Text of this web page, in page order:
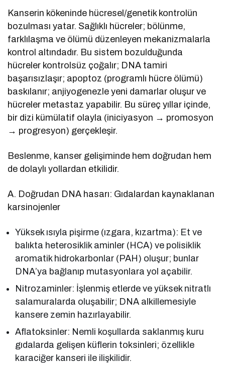
Kanserin kökeninde hücresel/genetik kontrolün
bozulması yatar. Sağlıklı hücreler; bölünme,
farklılaşma ve ölümü düzenleyen mekanizmalarla
kontrol altındadır. Bu sistem bozulduğunda
hücreler kontrolsüz çoğalır; DNA tamiri
başarısızlaşır; apoptoz (programlı hücre ölümü)
baskılanır; anjiyogenezle yeni damarlar oluşur ve
hücreler metastaz yapabilir. Bu süreç yıllar içinde,
bir dizi kümülatif olayla (iniciyasyon → promosyon
→ progresyon) gerçekleşir.
Beslenme, kanser gelişiminde hem doğrudan hem
de dolaylı yollardan etkilidir.
A. Doğrudan DNA hasarı: Gıdalardan kaynaklanan
karsinojenler
Yüksek ısıyla pişirme (ızgara, kızartma): Et ve
balıkta heterosiklik aminler (HCA) ve polisiklik
aromatik hidrokarbonlar (PAH) oluşur; bunlar
DNA’ya bağlanıp mutasyonlara yol açabilir.
Nitrozaminler: İşlenmiş etlerde ve yüksek nitratlı
salamuralarda oluşabilir; DNA alkillemesiyle
kansere zemin hazırlayabilir.
Aflatoksinler: Nemli koşullarda saklanmış kuru
gıdalarda gelişen küflerin toksinleri; özellikle
karaciğer kanseri ile ilişkilidir.